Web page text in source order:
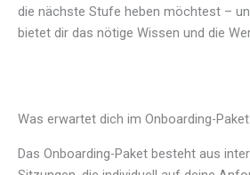
die nächste Stufe heben möchtest –
bietet dir das nötige Wissen und die
Was erwartet dich im Onboarding-
Das Onboarding-Paket besteht aus